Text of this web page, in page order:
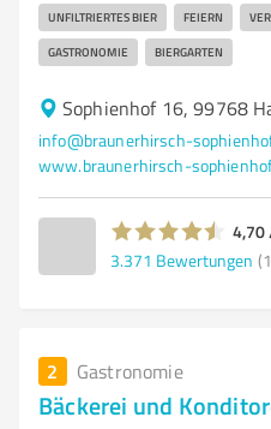
UNFILTRIERTES BIER FEIERN
GASTRONOMIE BIERGARTEN
Sophienhof 16, 99768
info@braunerhirsch-
www.braunerhirsch-
4,70
3.371 Bewertungen
2 Gastronomie
Bäckerei und